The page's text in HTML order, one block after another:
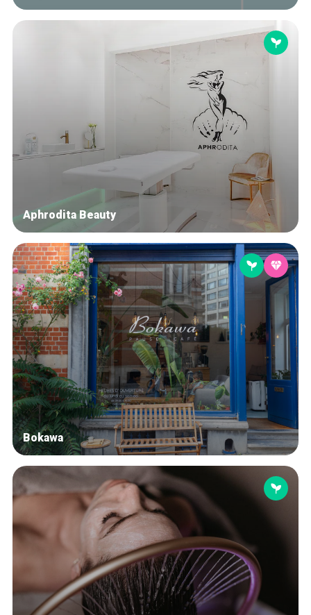
Accueil
Bonnes adresses
Quartiers
Blog
Tops 10
Artisans
A propos
Aphrodita Beauty
Bokawa